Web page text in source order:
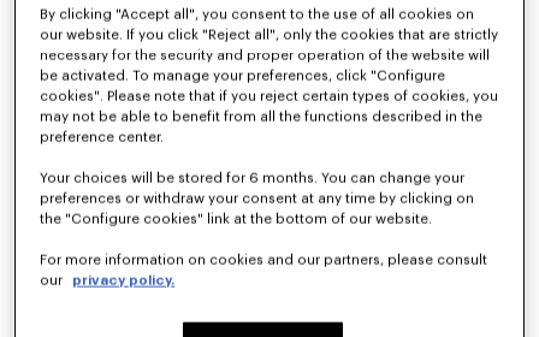
Maßgeschneiderte Hose aus Mish-Schurwolle
CHF 515.00
CHF 305.00
By clicking "Accept all", you consent to the use of all cookies on
our website. If you click "Reject all", only the cookies that are strictly
necessary for the security and proper operation of the website will
be activated. To manage your preferences, click "Configure
cookies". Please note that if you reject certain types of cookies, you
may not be able to benefit from all the functions described in the
preference center.
Your choices will be stored for 6 months. You can change your
preferences or withdraw your consent at any time by clicking on
the "Configure cookies" link at the bottom of our website.
For more information on cookies and our partners, please consult
our
privacy policy.